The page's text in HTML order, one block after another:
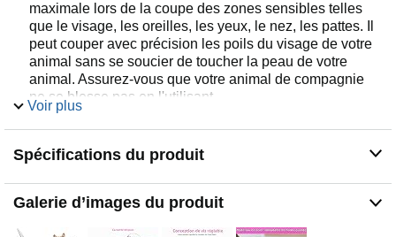
maximale lors de la coupe des zones sensibles telles
que le visage, les oreilles, les yeux, le nez, les pattes. Il
peut couper avec précision les poils du visage de votre
animal sans se soucier de toucher la peau de votre
animal. Assurez-vous que votre animal de compagnie
ne se blesse pas en l'utilisant.
💈【Design ergonomique et confortable】Ciseaux
pouce légèrement incurvé pour une prise extrêmement
silencieux】 Acier inoxydable de haute qualité, poli,
haute dureté, durable. Les ciseaux ont une longueur
Voir plus
Spécifications du produit
Galerie d’images du produit